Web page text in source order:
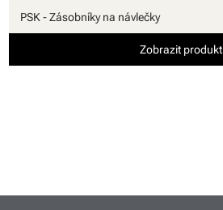
PSK - Zásobníky na návlečky
Zobrazit produkt